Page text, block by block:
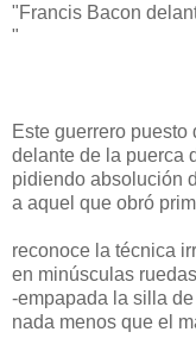
"Francis Bacon
"
Este guerrero puesto
delante de la puerca
pidiendo absolución
a aquel que obró
reconoce la técnica
en minúsculas
-empapada la silla
nada menos que el